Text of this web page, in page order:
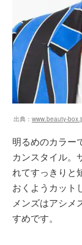
出典： www.beauty-
明るめのカラー
カンスタイル。
れてすっきりと
おくようカット
メンズはアシメ
すめです。